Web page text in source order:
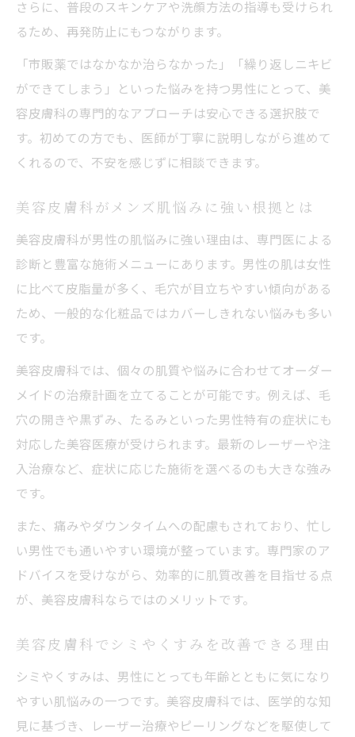
さらに、普段のスキンケアや洗顔方法の指導も受けられ
るため、再発防止にもつながります。
「市販薬ではなかなか治らなかった」「繰り返しニキビ
ができてしまう」といった悩みを持つ男性にとって、美
容皮膚科の専門的なアプローチは安心できる選択肢で
す。初めての方でも、医師が丁寧に説明しながら進めて
くれるので、不安を感じずに相談できます。
美容皮膚科がメンズ肌悩みに強い根拠とは
美容皮膚科が男性の肌悩みに強い理由は、専門医による
診断と豊富な施術メニューにあります。男性の肌は女性
に比べて皮脂量が多く、毛穴が目立ちやすい傾向がある
ため、一般的な化粧品ではカバーしきれない悩みも多い
です。
美容皮膚科では、個々の肌質や悩みに合わせてオーダー
メイドの治療計画を立てることが可能です。例えば、毛
穴の開きや黒ずみ、たるみといった男性特有の症状にも
対応した美容医療が受けられます。最新のレーザーや注
入治療など、症状に応じた施術を選べるのも大きな強み
です。
また、痛みやダウンタイムへの配慮もされており、忙し
い男性でも通いやすい環境が整っています。専門家のア
ドバイスを受けながら、効率的に肌質改善を目指せる点
が、美容皮膚科ならではのメリットです。
美容皮膚科でシミやくすみを改善できる理由
シミやくすみは、男性にとっても年齢とともに気になり
やすい肌悩みの一つです。美容皮膚科では、医学的な知
見に基づき、レーザー治療やピーリングなどを駆使して